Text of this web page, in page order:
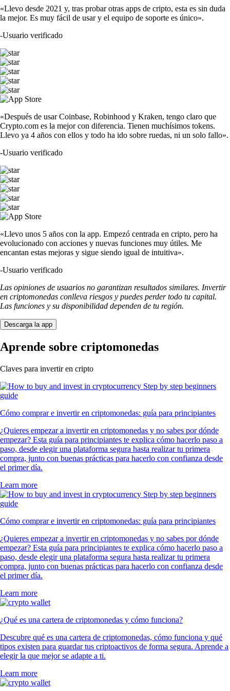
«Llevo desde 2021 y, tras probar otras apps de cripto, esta es sin duda
la mejor. Es muy fácil de usar y el equipo de soporte es único».
-Usuario verificado
«Después de usar Coinbase, Robinhood y Kraken, tengo claro que
Crypto.com es la mejor con diferencia. Tienen muchísimos tokens.
Llevo ya 4 años con ellos y todo ha ido sobre ruedas, ni un solo fallo».
-Usuario verificado
«Llevo unos 5 años con la app. Empezó centrada en cripto, pero ha
evolucionado con acciones y nuevas funciones muy útiles. Me
encantan estas mejoras y sigue siendo igual de intuitiva».
-Usuario verificado
Las opiniones de usuarios no garantizan resultados similares. Invertir
en criptomonedas conlleva riesgos y puedes perder todo tu capital.
Las funciones y su disponibilidad dependen de tu región.
Descarga la app
Aprende sobre criptomonedas
Claves para invertir en cripto
Cómo comprar e invertir en criptomonedas: guía para principiantes
¿Quieres empezar a invertir en criptomonedas y no sabes por dónde
empezar? Esta guía para principiantes te explica cómo hacerlo paso a
paso, desde elegir una plataforma segura hasta realizar tu primera
compra, junto con buenas prácticas para hacerlo con confianza desde
el primer día.
Learn more
Cómo comprar e invertir en criptomonedas: guía para principiantes
¿Quieres empezar a invertir en criptomonedas y no sabes por dónde
empezar? Esta guía para principiantes te explica cómo hacerlo paso a
paso, desde elegir una plataforma segura hasta realizar tu primera
compra, junto con buenas prácticas para hacerlo con confianza desde
el primer día.
Learn more
¿Qué es una cartera de criptomonedas y cómo funciona?
Descubre qué es una cartera de criptomonedas, cómo funciona y qué
tipos existen para guardar tus criptoactivos de forma segura. Aprende a
elegir la que mejor se adapte a ti.
Learn more